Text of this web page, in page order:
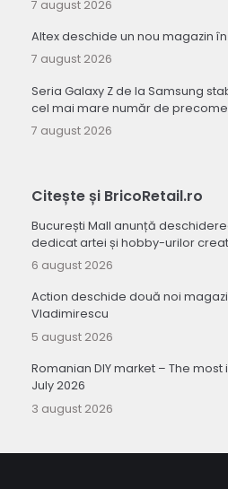
7 august 2026
Altex deschide un nou magazin
7 august 2026
Seria Galaxy Z de la Samsung
cel mai mare număr de
7 august 2026
Citește și BricoRetail.ro
București Mall anunță
dedicat artei și hobby-urilor
6 august 2026
Action deschide două noi
Vladimirescu
5 august 2026
Romanian DIY market – The
July 2026
3 august 2026